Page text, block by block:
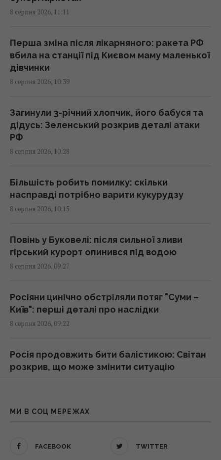
Європу накрила нова хвиля спеки: яким
курортам загрожують лісові пожежі та
10:08 субота, 08 серпня 2026
Розвідка США пов’язує з Росією дрон з
вибухівкою в аеропорту Лейпцига, - WSJ
Поварів запитали, як правильно готувати
лосося, і всі вони відповіли однаково
09:55 субота, 08 серпня 2026
У США вчені виявили рибу, яка може жити
понад 400 років: що про неї відомо
09:30 субота, 08 серпня 2026
"Цій людині не місце тут": Усик різко
засудив рішення МОК щодо Росії на
Олімпіаді
Жодну балістичну ракету не збили:
Повітряні сили розкрили деталі нічної
09:26 субота, 08 серпня 2026
09:25 субота, 08 серпня 2026
"Сміливо і мужньо": ЗМІ розкрили, хто
8 серпня 2026, 11:11
Перша зміна після лікарняного: ракета РФ
вбила на станції під Києвом маму маленької
дівчинки
8 серпня 2026, 10:39
Загинули 3-річний хлопчик, його бабуся та
дідусь: Зеленський розкрив деталі атаки
РФ
8 серпня 2026, 10:28
Більшість робить помилку: скільки
насправді потрібно варити кукурудзу
8 серпня 2026, 10:15
Повінь у Буковелі: після сильної зливи
гірський курорт опинився під водою
8 серпня 2026, 09:27
Росіяни цинічно обстріляли потяг "Суми –
Київ": перші деталі про наслідки
8 серпня 2026, 09:22
Росія продовжить бити балістикою: Світан
розкрив, що може змінити ситуацію
Пролунало щонайменше 10 вибухів: після
МИ В СОЦ МЕРЕЖАХ
FACEBOOK TWITTER